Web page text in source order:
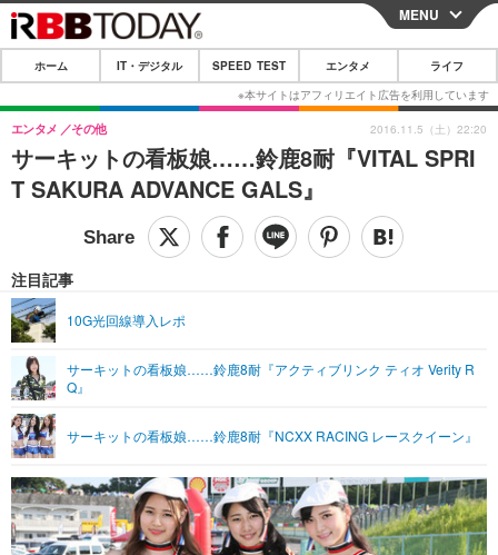
CLOSE
ホーム
IT・デジタル
IT・デジタルTOP スマートフォン
ショッピング その他
SPEED TEST
エンタメTOP 映画・ドラマ
ショッピング その他
ライフTOP
リリース一覧
プッシュ通知の停止方法
MENU
ホーム IT・デジタル SPEED TEST エンタメ ライフ
サーキットの看板娘……鈴鹿8耐『VITAL SPRI
T SAKURA ADVANCE GALS』
エンタメ その他
注目記事
10G光回線導入レポ
サーキットの看板娘……鈴鹿8耐『アクティブリンク ティオ Verity R
Q』
サーキットの看板娘……鈴鹿8耐『NCXX RACING レースクイーン』
2016.11.5（土）22:20